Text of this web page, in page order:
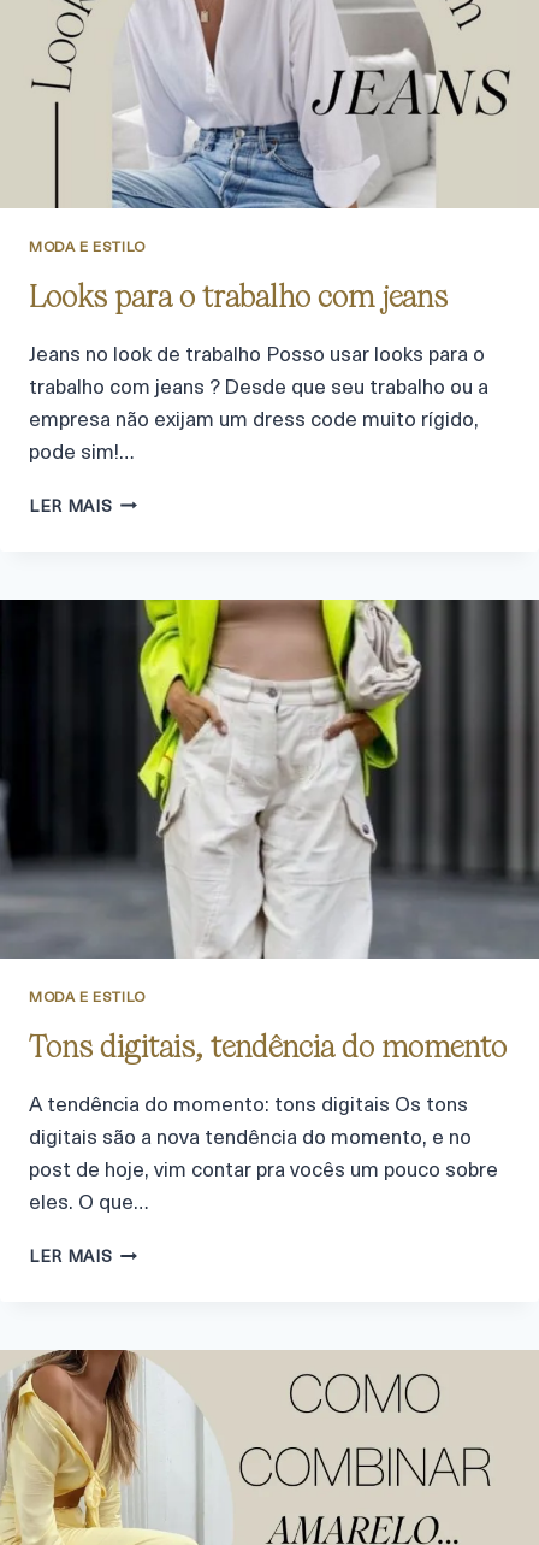
MODA E ESTILO
Looks para o trabalho com jeans
Jeans no look de trabalho Posso usar looks para o
trabalho com jeans ? Desde que seu trabalho ou a
empresa não exijam um dress code muito rígido,
pode sim!…
LER MAIS
MODA E ESTILO
Tons digitais, tendência do momento
A tendência do momento: tons digitais Os tons
digitais são a nova tendência do momento, e no
post de hoje, vim contar pra vocês um pouco sobre
eles. O que…
LER MAIS